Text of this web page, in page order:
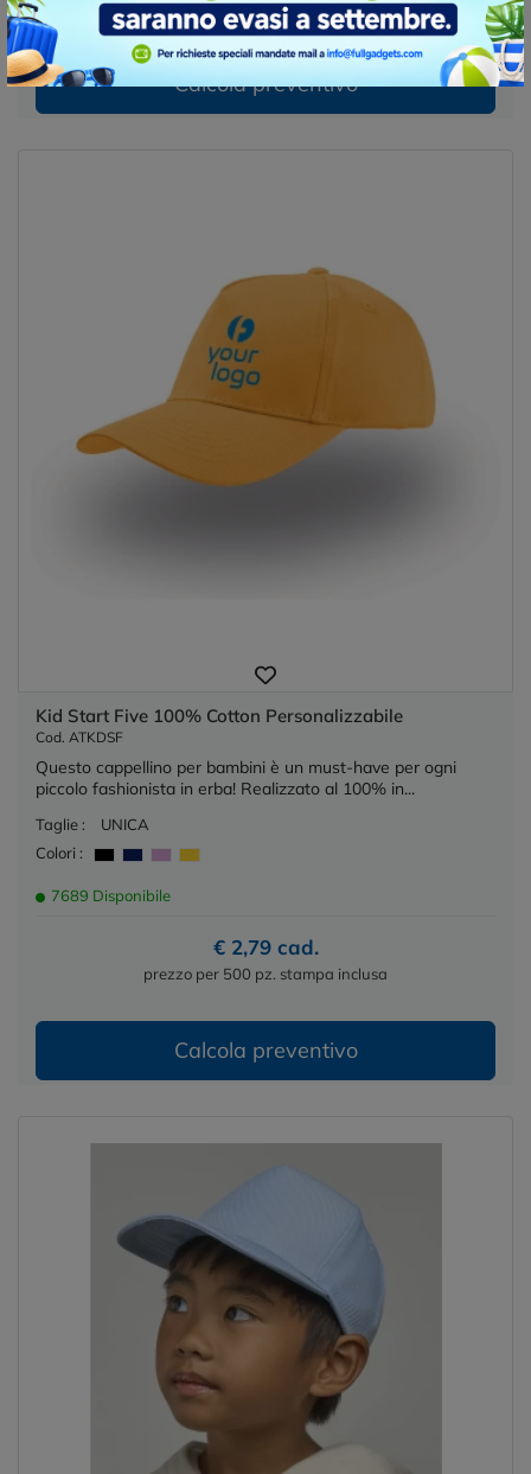
prezzo per 500 pz. stampa inclusa
Calcola preventivo
Kid Start Five 100% Cotton Personalizzabile
Cod. ATKDSF
Questo cappellino per bambini è un must-have per ogni
piccolo fashionista in erba! Realizzato al 100% in...
Taglie :
UNICA
Colori :
7689 Disponibile
€ 2,79 cad.
prezzo per 500 pz. stampa inclusa
Calcola preventivo